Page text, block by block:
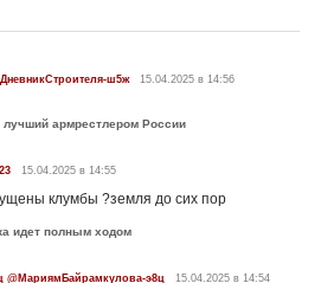
ш5ж 15.04.2025 в 14:56
лучший армрестлером России
15.04.2025 в 14:55
клумбы ?земля до сих пор
идет полным ходом
@МариямБайрамкулова-э8ц 15.04.2025 в 14:54